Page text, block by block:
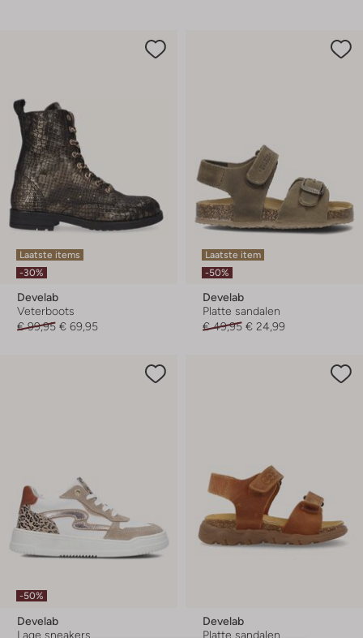
Laatste items
-30%
Develab
Veterboots
€ 99,95 € 69,95
Laatste item
-50%
Develab
Platte sandalen
€ 49,95 € 24,99
-50%
Develab
Lage sneakers
Develab
Platte sandalen